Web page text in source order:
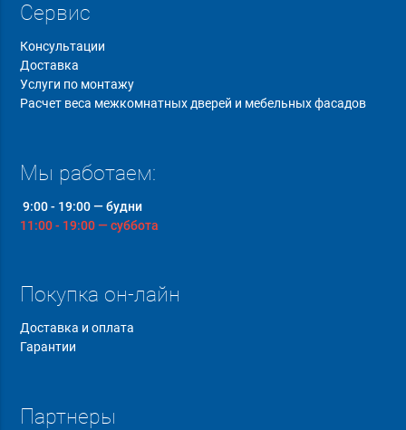
Сервис
Консультации
Доставка
Услуги по монтажу
Расчет веса межкомнатных дверей и мебельных фасадов
Мы работаем:
9:00 - 19:00 — будни
11:00 - 19:00 — суббота
Покупка он-лайн
Доставка и оплата
Гарантии
Партнеры